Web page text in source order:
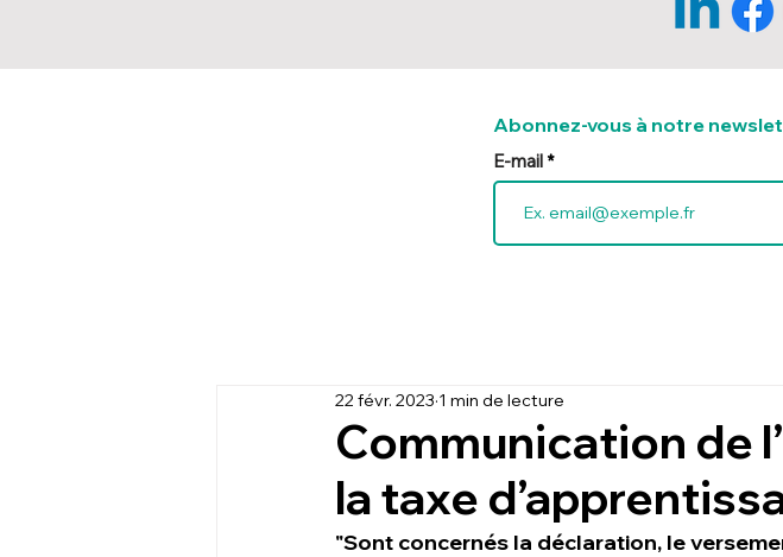
Abonnez-vous à notre
E-mail
Communication de
la taxe
22 févr. 2023 1 min de lecture
"Sont concernés la déclaration, le